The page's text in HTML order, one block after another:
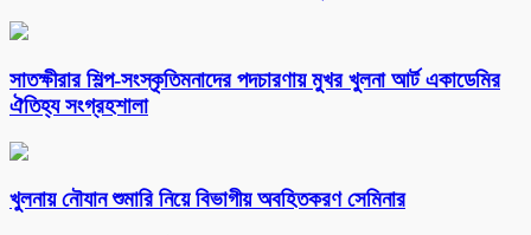
সাতক্ষীরার শিল্প-সংস্কৃতিমনাদের পদচারণায় মুখর খুলনা আর্ট একাডেমির
ঐতিহ্য সংগ্রহশালা
খুলনায় নৌযান শুমারি নিয়ে বিভাগীয় অবহিতকরণ সেমিনার